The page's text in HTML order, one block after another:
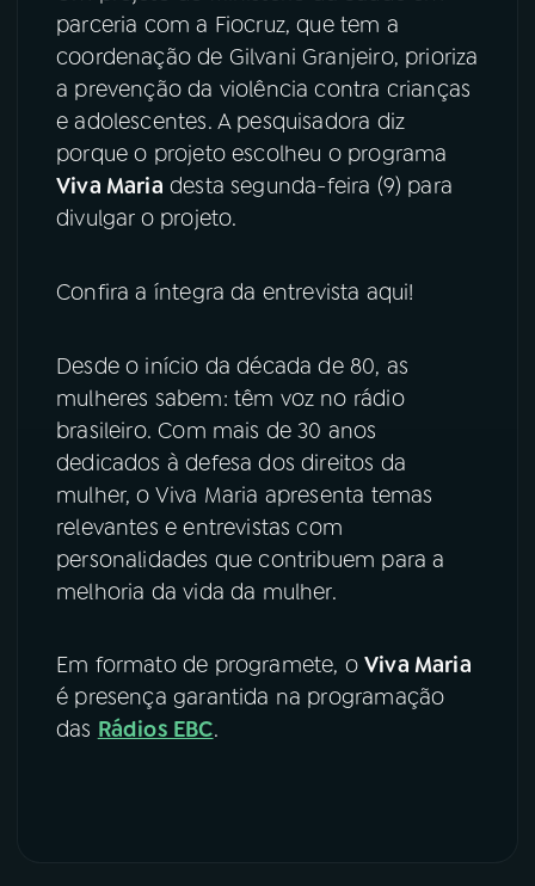
ACOMPANHE A RÁDIO NACIONAL
YouTube
Instagram X
TikTok
parceria com a Fiocruz, que tem a
coordenação de Gilvani Granjeiro, prioriza
a prevenção da violência contra crianças
e adolescentes. A pesquisadora diz
porque o projeto escolheu o programa
Viva Maria desta segunda-feira (9) para
divulgar o projeto.
Confira a íntegra da entrevista aqui!
Desde o início da década de 80, as
mulheres sabem: têm voz no rádio
brasileiro. Com mais de 30 anos
dedicados à defesa dos direitos da
mulher, o Viva Maria apresenta temas
relevantes e entrevistas com
personalidades que contribuem para a
melhoria da vida da mulher.
Em formato de programete, oViva Maria
é presença garantida na programação
das Rádios EBC.